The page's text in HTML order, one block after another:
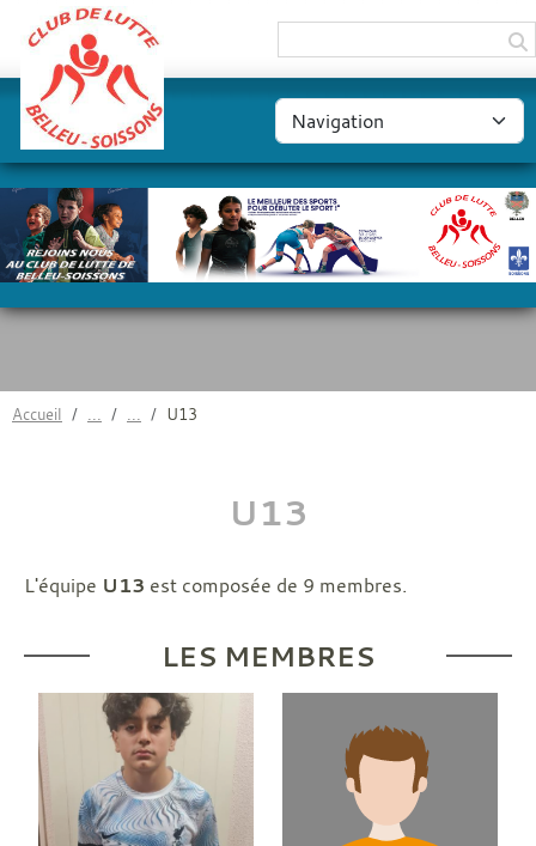
Accueil U13
U13
L'équipe U13 est composée de 9 membres.
LES MEMBRES
Panneau de gestion des cookies